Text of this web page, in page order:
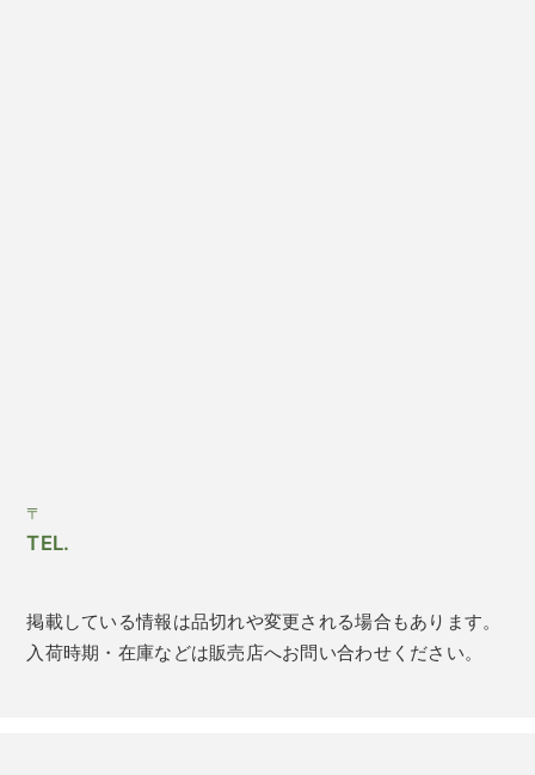
〒
TEL.
掲載している情報は品切れや変更される場合もあります。
入荷時期・在庫などは販売店へお問い合わせください。